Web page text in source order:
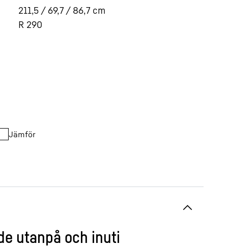
211,5 / 69,7 / 86,7 cm
R 290
Jämför
utanpå och inuti